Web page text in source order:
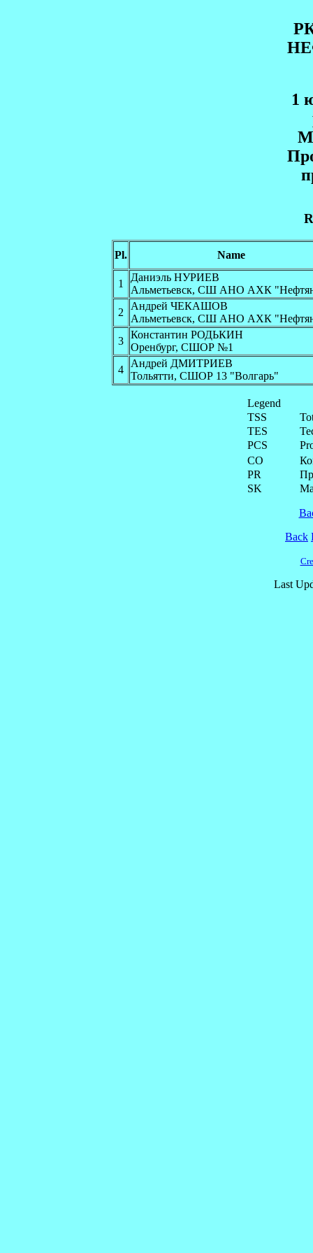
1
Pl. Name
1
Даниэль НУРИЕВ
Альметьевск, СШ АНО АХК
2
Андрей ЧЕКАШОВ
Альметьевск, СШ АНО АХК
3
Константин РОДЬКИН
Оренбург, СШОР №1
4
Андрей ДМИТРИЕВ
Тольятти, СШОР 13 "Волгарь"
Legend
TSS
TES
PCS
CO
PR
SK
Back
Last